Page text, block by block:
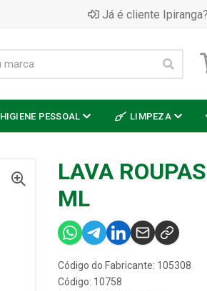
Já é cliente
HIGIENE PESSOAL LIMPEZA
LAVA
ML
Código do Fabricante: 105308
Código: 10758